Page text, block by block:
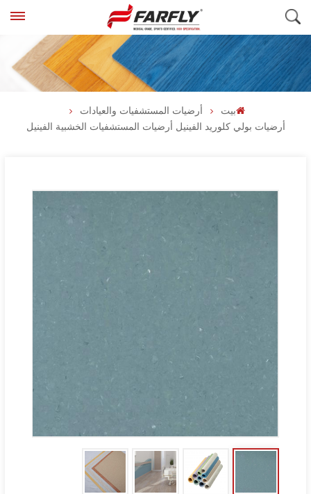
بيت
أرضيات المستشفيات والعيادات
أرضيات بولي كلوريد الفينيل أرضيات المستشفيات الخشبية الفينيل